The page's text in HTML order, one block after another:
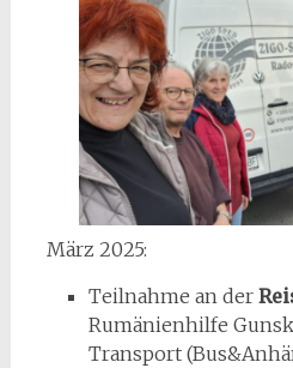
März 2025:
Teilnahme an der
Rumänienhilfe
Transport